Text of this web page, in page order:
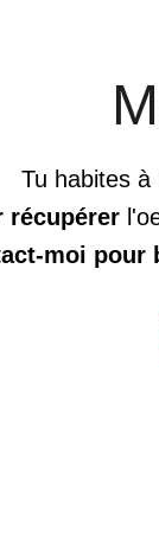
Tu habites
récupérer
moi pour